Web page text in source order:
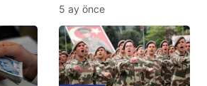
Avrupa’da Doğalgaz
Fiyatlarında Sert Artış
5 ay önce